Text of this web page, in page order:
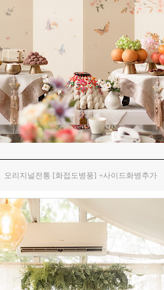
오리지널전통 [화접도병풍] +사이드화병추가